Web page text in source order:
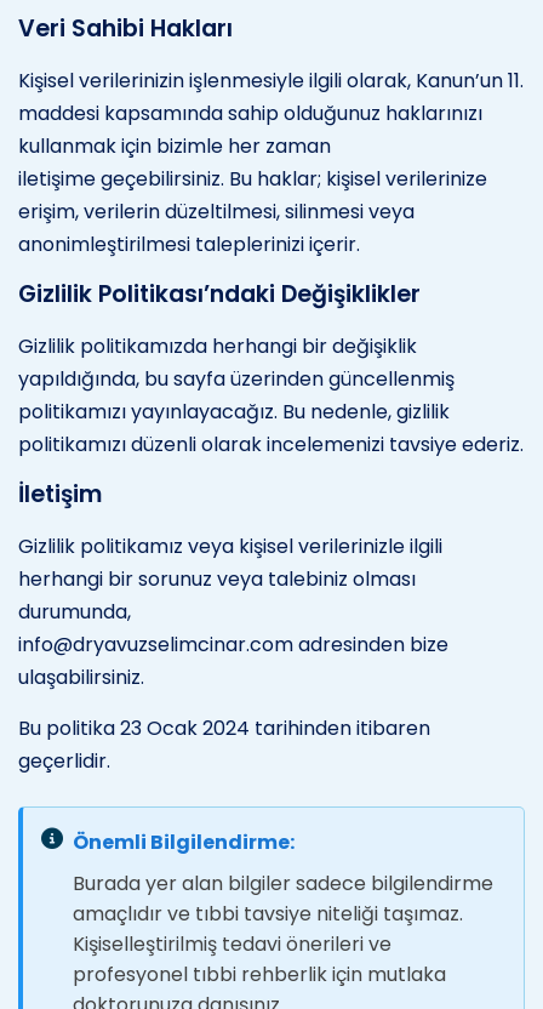
Veri Sahibi Hakları
Kişisel verilerinizin işlenmesiyle ilgili olarak, Kanun’un 11.
maddesi kapsamında sahip olduğunuz haklarınızı
kullanmak için bizimle her zaman
iletişime geçebilirsiniz. Bu haklar; kişisel verilerinize
erişim, verilerin düzeltilmesi, silinmesi veya
anonimleştirilmesi taleplerinizi içerir.
Gizlilik Politikası’ndaki Değişiklikler
Gizlilik politikamızda herhangi bir değişiklik
yapıldığında, bu sayfa üzerinden güncellenmiş
politikamızı yayınlayacağız. Bu nedenle, gizlilik
politikamızı düzenli olarak incelemenizi tavsiye ederiz.
İletişim
Gizlilik politikamız veya kişisel verilerinizle ilgili
herhangi bir sorunuz veya talebiniz olması
durumunda,
info@dryavuzselimcinar.comadresinden bize
ulaşabilirsiniz.
Bu politika 23 Ocak 2024 tarihinden itibaren
geçerlidir.
Önemli Bilgilendirme:
Burada yer alan bilgiler sadece bilgilendirme
amaçlıdır ve tıbbi tavsiye niteliği taşımaz.
Kişiselleştirilmiş tedavi önerileri ve
profesyonel tıbbi rehberlik için mutlaka